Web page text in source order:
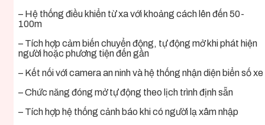
– Hệ thống điều khiển từ xa với khoảng cách lên đến 50-
100m
– Tích hợp cảm biến chuyển động, tự động mở khi phát hiện
người hoặc phương tiện đến gần
– Kết nối với camera an ninh và hệ thống nhận diện biển số xe
– Chức năng đóng mở tự động theo lịch trình định sẵn
– Tích hợp hệ thống cảnh báo khi có người lạ xâm nhập